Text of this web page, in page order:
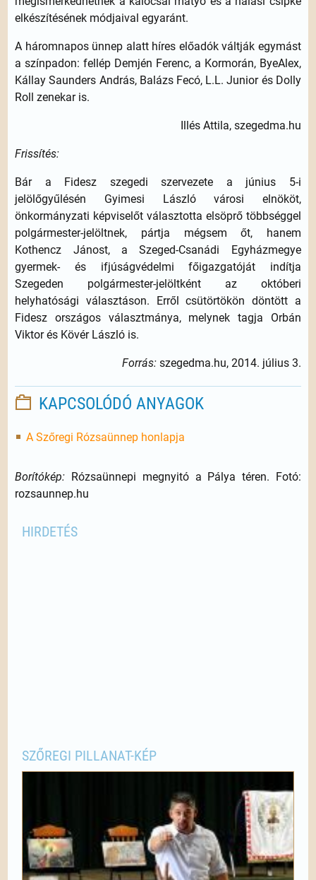
elkészítésének módjaival egyaránt.
A háromnapos ünnep alatt híres előadók váltják egymást
a színpadon: fellép Demjén Ferenc, a Kormorán, ByeAlex,
Kállay Saunders András, Balázs Fecó, L.L. Junior és Dolly
Roll zenekar is.
Illés Attila, szegedma.hu
Frissítés:
Bár a Fidesz szegedi szervezete a június 5-i
jelölőgyűlésén Gyimesi László városi elnököt,
önkormányzati képviselőt választotta elsöprő többséggel
polgármester-jelöltnek, pártja mégsem őt, hanem
Kothencz Jánost, a Szeged-Csanádi Egyházmegye
gyermek- és ifjúságvédelmi főigazgatóját indítja
Szegeden polgármester-jelöltként az októberi
helyhatósági választáson. Erről csütörtökön döntött a
Fidesz országos választmánya, melynek tagja Orbán
Viktor és Kövér László is.
Forrás:szegedma.hu, 2014. július 3.
KAPCSOLÓDÓ ANYAGOK
A Szőregi Rózsaünnep honlapja
Borítókép: Rózsaünnepi megnyitó a Pálya téren. Fotó:
rozsaunnep.hu
HIRDETÉS
SZŐREGI PILLANAT-KÉP